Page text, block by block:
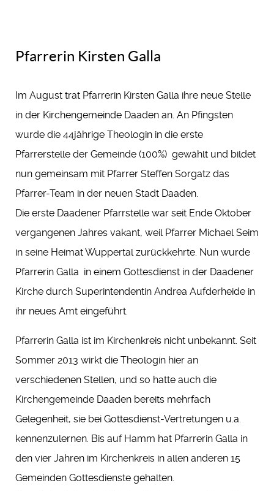
Pfarrerin Kirsten Galla
Im August trat Pfarrerin Kirsten Galla ihre neue Stelle
in der Kirchengemeinde Daaden an. An Pfingsten
wurde die 44jährige Theologin in die erste
Pfarrerstelle der Gemeinde (100%) gewählt und bildet
nun gemeinsam mit Pfarrer Steffen Sorgatz das
Pfarrer-Team in der neuen Stadt Daaden.
Die erste Daadener Pfarrstelle war seit Ende Oktober
vergangenen Jahres vakant, weil Pfarrer Michael Seim
in seine Heimat Wuppertal zurückkehrte. Nun wurde
Pfarrerin Galla in einem Gottesdienst in der Daadener
Kirche durch Superintendentin Andrea Aufderheide in
ihr neues Amt eingeführt.
Pfarrerin Galla ist im Kirchenkreis nicht unbekannt. Seit
Sommer 2013 wirkt die Theologin hier an
verschiedenen Stellen, und so hatte auch die
Kirchengemeinde Daaden bereits mehrfach
Gelegenheit, sie bei Gottesdienst-Vertretungen u.a.
kennenzulernen. Bis auf Hamm hat Pfarrerin Galla in
den vier Jahren im Kirchenkreis in allen anderen 15
Gemeinden Gottesdienste gehalten.